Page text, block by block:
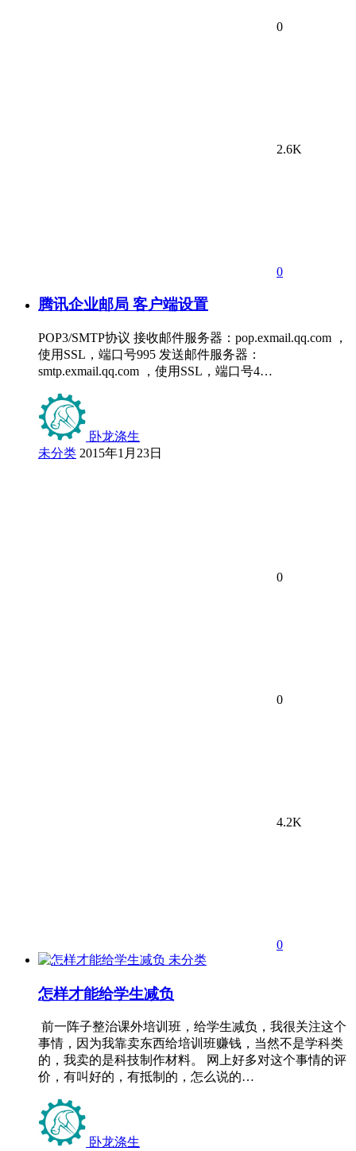
0
2.6K
0
腾讯企业邮局 客户端设置
POP3/SMTP协议 接收邮件服务器：pop.exmail.qq.com ，
使用SSL，端口号995 发送邮件服务器：
smtp.exmail.qq.com ，使用SSL，端口号4…
卧龙涤生
未分类 2015年1月23日
0
0
4.2K
0
未分类
怎样才能给学生减负
前一阵子整治课外培训班，给学生减负，我很关注这个
事情，因为我靠卖东西给培训班赚钱，当然不是学科类
的，我卖的是科技制作材料。 网上好多对这个事情的评
价，有叫好的，有抵制的，怎么说的…
卧龙涤生